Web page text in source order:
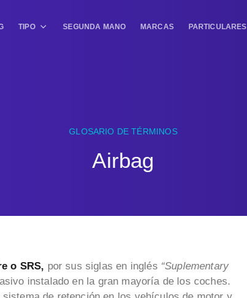
TIPO SEGUNDA MANO MARCAS PARTICULARES
GLOSARIO DE TÉRMINOS
Airbag
o SRS, por sus siglas en inglés “Suplementary
instalado en la gran mayoría de los coches.